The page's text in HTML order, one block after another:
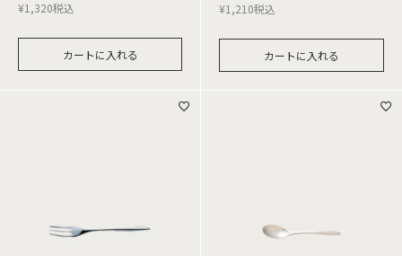
¥1,320税込
カートに入れる
¥1,210税込
カートに入れる